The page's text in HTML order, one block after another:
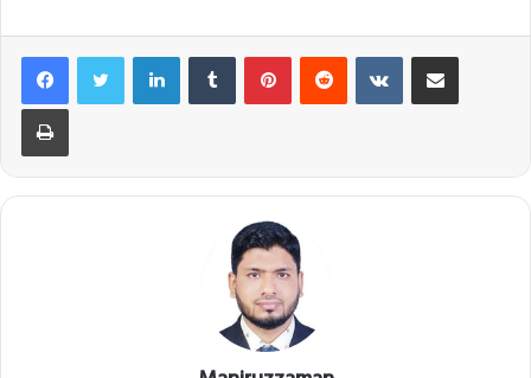
FacebookTwitter LinkedInTumblr PinterestReddit VKontakteShare via Email
Print